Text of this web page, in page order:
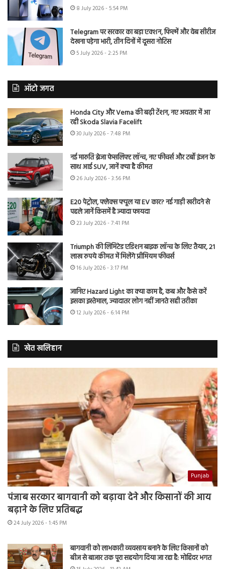
8 July 2026 - 5:54 PM
Telegram पर सरकार का बड़ा एक्शन, फिल्में और वेब सीरीज
देखना पड़ेगा भारी, तीन दिनों में दूसरा नोटिस
5 July 2026 - 2:25 PM
ऑटो जगत
Honda City और Verna की बढ़ी टेंशन, नए अवतार में आ
रही Skoda Slavia Facelift
30 July 2026 - 7:48 PM
नई मारुति ब्रेजा फेसलिफ्ट लॉन्च, नए फीचर्स और टर्बो इंजन के
साथ आई SUV, जानें क्या है कीमत
26 July 2026 - 3:56 PM
E20 पेट्रोल, फ्लेक्स फ्यूल या EV कार? नई गाड़ी खरीदने से
पहले जानें किसमें है ज्यादा फायदा
23 July 2026 - 7:41 PM
Triumph की लिमिटेड एडिशन बाइक लॉन्च के लिए तैयार, 21
लाख रुपये कीमत में मिलेंगे प्रीमियम फीचर्स
16 July 2026 - 3:17 PM
जानिए Hazard Light का क्या काम है, कब और कैसे करें
इसका इस्तेमाल, ज्यादातर लोग नहीं जानते सही तरीका
12 July 2026 - 6:14 PM
खेत खलिहान
Punjab
पंजाब सरकार बागवानी को बढ़ावा देने और किसानों की आय
बढ़ाने के लिए प्रतिबद्ध
24 July 2026 - 1:45 PM
बागवानी को लाभकारी व्यवसाय बनाने के लिए किसानों को
बीज से बाजार तक पूरा सहयोग दिया जा रहा है: मोहिंदर भगत